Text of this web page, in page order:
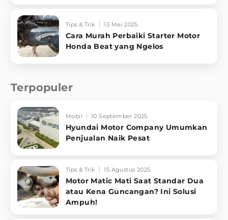
Tips & Trik 13 Mei 2025
Cara Murah Perbaiki Starter Motor
Honda Beat yang Ngelos
Terpopuler
Mobil 10 September 2025
Hyundai Motor Company Umumkan
Penjualan Naik Pesat
Tips & Trik 15 Agustus 2025
Motor Matic Mati Saat Standar Dua
atau Kena Guncangan? Ini Solusi
Ampuh!